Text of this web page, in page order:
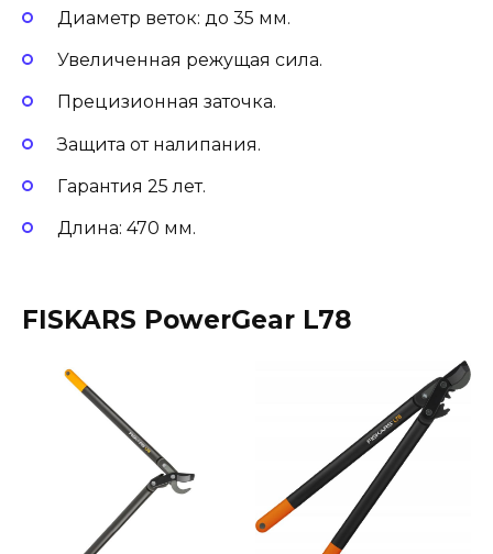
Диаметр веток: до 35 мм.
Увеличенная режущая сила.
Прецизионная заточка.
Защита от налипания.
Гарантия 25 лет.
Длина: 470 мм.
FISKARS PowerGear L78